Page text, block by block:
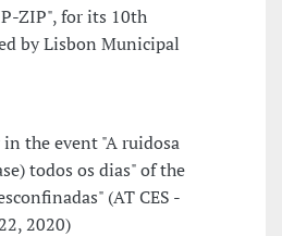
ZIP", for its 10th
by Lisbon Municipal
the event "A ruidosa
todos os dias" of the
(AT CES -
2020)